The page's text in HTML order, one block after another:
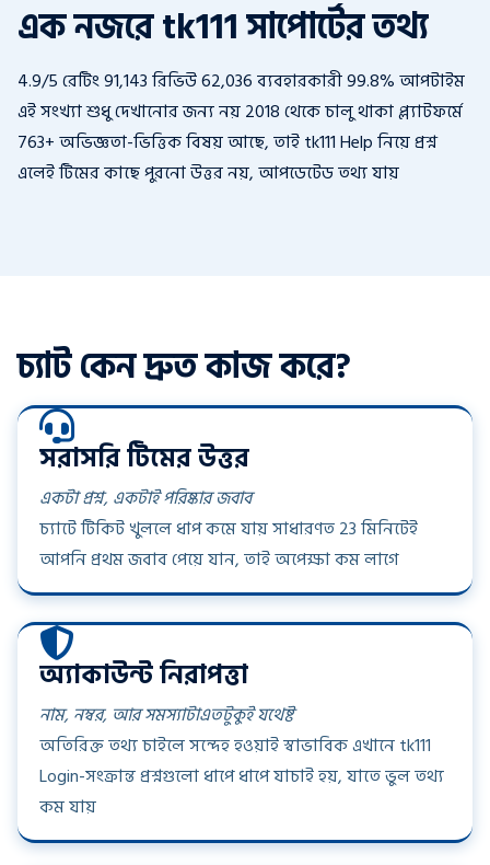
এক নজরে tk111 সাপোর্টের তথ্য
4.9/5 রেটিং91,143 রিভিউ62,036 ব্যবহারকারী99.8% আপটাইম
এই সংখ্যা শুধু দেখানোর জন্য নয় 2018 থেকে চালু থাকা প্ল্যাটফর্মে
763+ অভিজ্ঞতা-ভিত্তিক বিষয় আছে, তাই tk111 Help নিয়ে প্রশ্ন
এলেই টিমের কাছে পুরনো উত্তর নয়, আপডেটেড তথ্য যায়
চ্যাট কেন দ্রুত কাজ করে?
সরাসরি টিমের উত্তর
একটা প্রশ্ন, একটাই পরিষ্কার জবাব
চ্যাটে টিকিট খুললে ধাপ কমে যায় সাধারণত 23 মিনিটেই
আপনি প্রথম জবাব পেয়ে যান, তাই অপেক্ষা কম লাগে
অ্যাকাউন্ট নিরাপত্তা
নাম, নম্বর, আর সমস্যাটাএতটুকুই যথেষ্ট
অতিরিক্ত তথ্য চাইলে সন্দেহ হওয়াই স্বাভাবিক এখানে tk111
Login-সংক্রান্ত প্রশ্নগুলো ধাপে ধাপে যাচাই হয়, যাতে ভুল তথ্য
কম যায়